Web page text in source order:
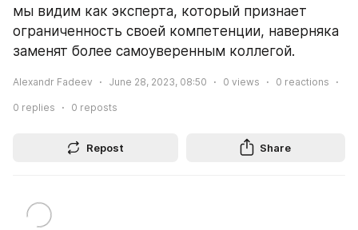
мы видим как эксперта, который признает
ограниченность своей компетенции, наверняка
заменят более самоуверенным коллегой.
Alexandr Fadeev June 28, 2023, 08:50 0 views 0 reactions
0 replies 0 reposts
Repost Share